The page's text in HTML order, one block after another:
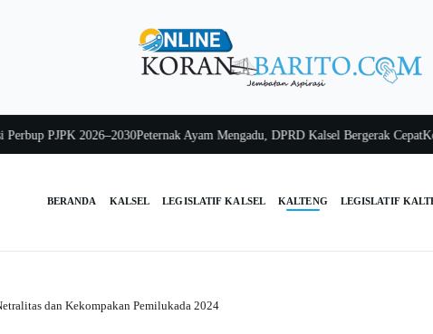
PJPK 2026–2030Peternak Ayam Mengadu, DPRD Kalsel Bergerak Cepat
BERANDA KALSEL LEGISLATIF KALSEL KALTENG LEGISLATIF
dan Kekompakan Pemilukada 2024